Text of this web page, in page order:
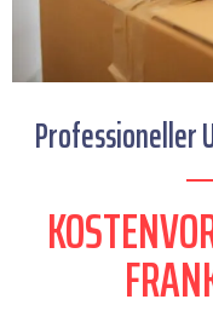
Professioneller